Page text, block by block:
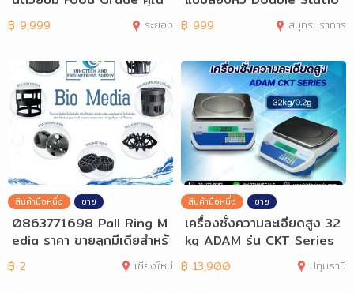
ภาพสูงจาก S
฿ 9,999 ระยอง
n Vacuum Pa
฿ 999 สมุทรปราการ
สินค้ามือหนึ่ง ขาย
0863771698 Pall Ring M
edia ราคา ขายลูกมีเดียสำหรั
บระบบบำบัด
฿ 2 เชียงใหม่
สินค้ามือหนึ่ง ขาย
เครื่องชั่งความละเอียดสูง 32
kg ADAM รุ่น CKT Series
฿ 13,900 ปทุมธานี